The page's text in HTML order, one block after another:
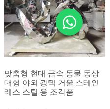
맞춤형 현대 금속 동물 동상
대형 야외 광택 거울 스테인
레스 스틸 용 조각품